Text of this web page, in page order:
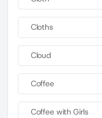
Cloths
Cloud
Coffee
Coffee with Girls